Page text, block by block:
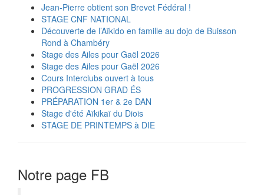
Jean-Pierre obtient son Brevet Fédéral !
STAGE CNF NATIONAL
Découverte de l’Aïkido en famille au dojo de Buisson
Rond à Chambéry
Stage des Ailes pour Gaël 2026
Stage des Ailes pour Gaël 2026
Cours Interclubs ouvert à tous
PROGRESSION GRAD ÉS
PRÉPARATION 1er & 2e DAN
Stage d'été Aïkikaï du Diois
STAGE DE PRINTEMPS à DIE
Notre page FB